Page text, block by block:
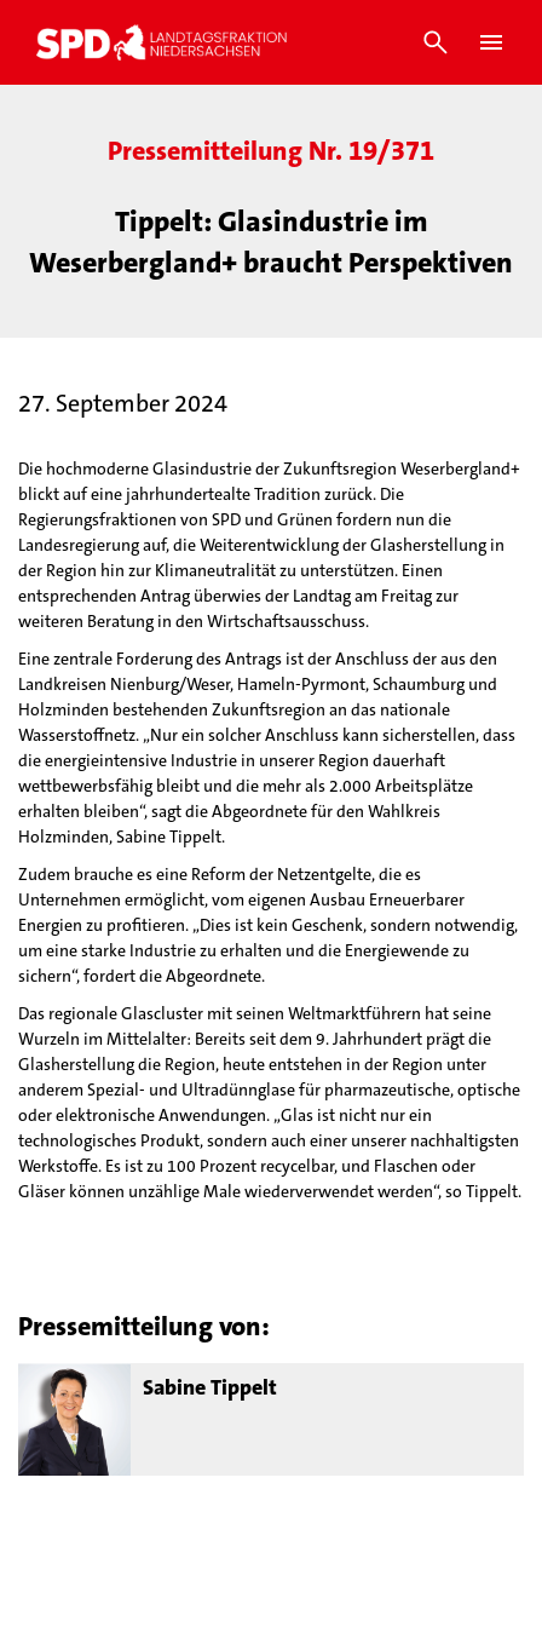
Pressemitteilung Nr. 19/371
Tippelt: Glasindustrie im
Weserbergland+ braucht Perspektiven
27. September 2024
Die hochmoderne Glasindustrie der Zukunftsregion Weserbergland+
blickt auf eine jahrhundertealte Tradition zurück. Die
Regierungsfraktionen von SPD und Grünen fordern nun die
Landesregierung auf, die Weiterentwicklung der Glasherstellung in
der Region hin zur Klimaneutralität zu unterstützen. Einen
entsprechenden Antrag überwies der Landtag am Freitag zur
weiteren Beratung in den Wirtschaftsausschuss.
Eine zentrale Forderung des Antrags ist der Anschluss der aus den
Landkreisen Nienburg/Weser, Hameln-Pyrmont, Schaumburg und
Holzminden bestehenden Zukunftsregion an das nationale
Wasserstoffnetz. „Nur ein solcher Anschluss kann sicherstellen, dass
die energieintensive Industrie in unserer Region dauerhaft
wettbewerbsfähig bleibt und die mehr als 2.000 Arbeitsplätze
erhalten bleiben“, sagt die Abgeordnete für den Wahlkreis
Holzminden, Sabine Tippelt.
Zudem brauche es eine Reform der Netzentgelte, die es
Unternehmen ermöglicht, vom eigenen Ausbau Erneuerbarer
Energien zu profitieren. „Dies ist kein Geschenk, sondern notwendig,
um eine starke Industrie zu erhalten und die Energiewende zu
sichern“, fordert die Abgeordnete.
Das regionale Glascluster mit seinen Weltmarktführern hat seine
Wurzeln im Mittelalter: Bereits seit dem 9. Jahrhundert prägt die
Glasherstellung die Region, heute entstehen in der Region unter
anderem Spezial- und Ultradünnglase für pharmazeutische, optische
oder elektronische Anwendungen. „Glas ist nicht nur ein
technologisches Produkt, sondern auch einer unserer nachhaltigsten
Werkstoffe. Es ist zu 100 Prozent recycelbar, und Flaschen oder
Gläser können unzählige Male wiederverwendet werden“, so Tippelt.
Pressemitteilung von:
Sabine Tippelt